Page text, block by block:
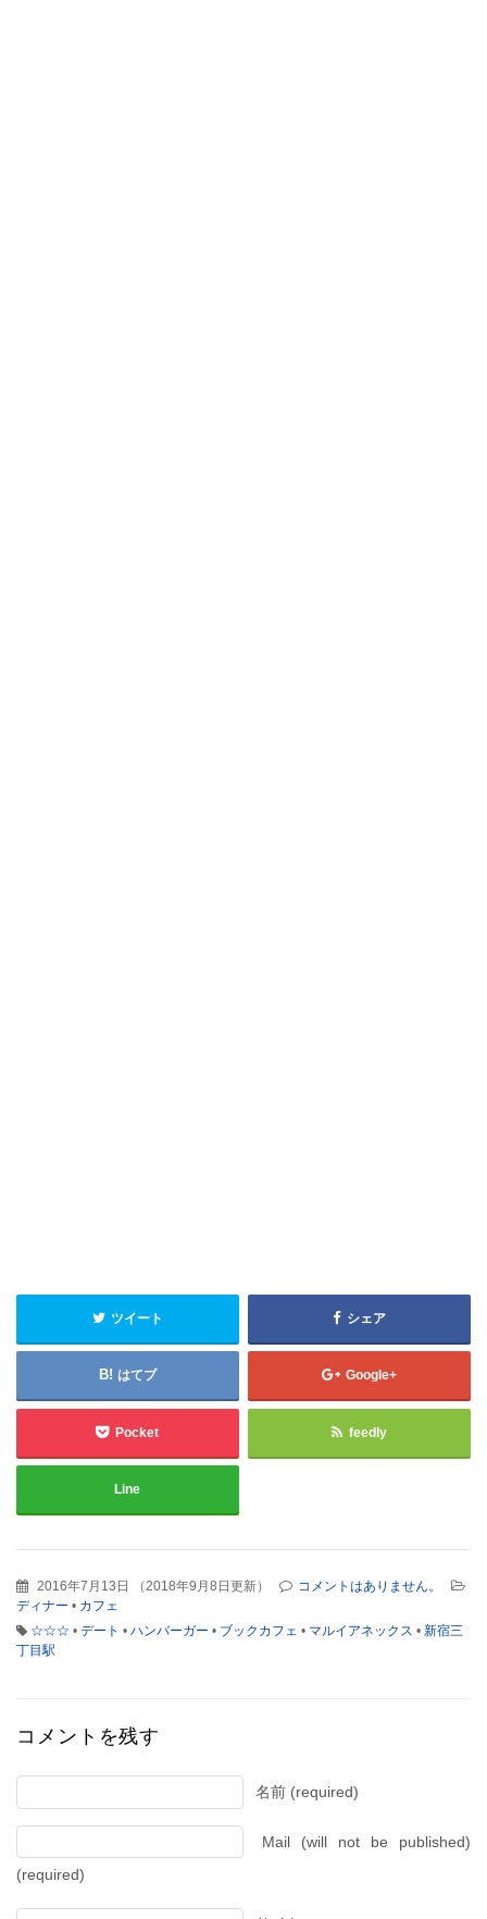
ツイート シェア
はてブ Google+
Pocket feedly
Line
2016年7月13日 （ 2018年9月8日更新）
コメントはありません。
ディナー • カフェ
☆☆☆ • デート • ハンバーガー • ブックカフェ • マルイアネックス • 新宿三
丁目駅
コメントを残す
名前 (required)
Mail (will not be published)
(required)